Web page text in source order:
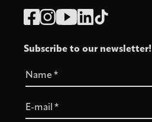
Subscribe to our newsletter!
Name *
E-mail *